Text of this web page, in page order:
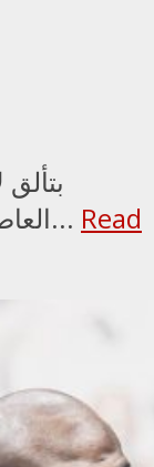
العاصمة السعودية الرياض منافسات... Read